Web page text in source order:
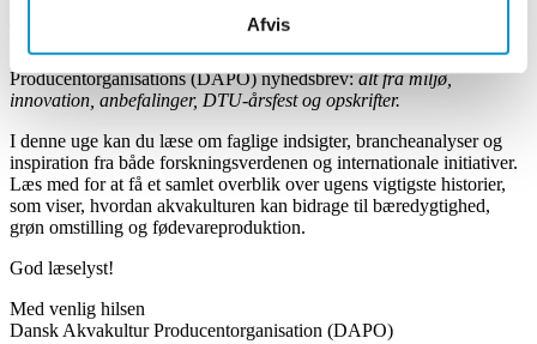
Afvis
Velkommen til denne uges udgave af Dansk Akvakultur
Producentorganisations (DAPO) nyhedsbrev:alt fra miljø,
innovation, anbefalinger, DTU-årsfest og opskrifter.
I denne uge kan du læse om faglige indsigter, brancheanalyser og
inspiration fra både forskningsverdenen og internationale initiativer.
Læs med for at få et samlet overblik over ugens vigtigste historier,
som viser, hvordan akvakulturen kan bidrage til bæredygtighed,
grøn omstilling og fødevareproduktion.
God læselyst!
Med venlig hilsen
Dansk Akvakultur Producentorganisation (DAPO)